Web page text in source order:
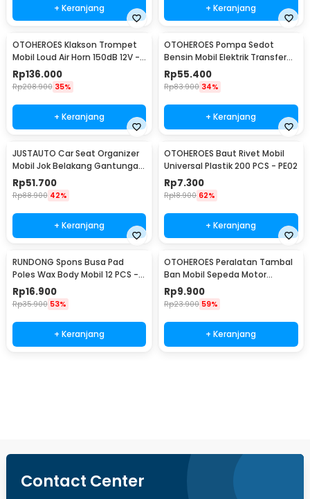
+ Keranjang + Keranjang
OTOHEROES Klakson Trompet
Mobil Loud Air Horn 150dB 12V -
JD4001
Rp136.000
Rp208.900 35%
+ Keranjang
OTOHEROES Pompa Sedot
Bensin Mobil Elektrik Transfer
Pump 38mm DC 12V - CT-14
Rp55.400
Rp83.900 34%
+ Keranjang
JUSTAUTO Car Seat Organizer
Mobil Jok Belakang Gantungan
Barang Tisu - Z-354
Rp51.700
Rp88.900 42%
+ Keranjang
OTOHEROES Baut Rivet Mobil
Universal Plastik 200 PCS - PE02
Rp7.300
Rp18.900 62%
+ Keranjang
RUNDONG Spons Busa Pad
Poles Wax Body Mobil 12 PCS -
R2010
Rp16.900
Rp35.900 53%
+ Keranjang
OTOHEROES Peralatan Tambal
Ban Mobil Sepeda Motor
Tubeless - KBTB02
Rp9.900
Rp23.900 59%
+ Keranjang
Contact Center